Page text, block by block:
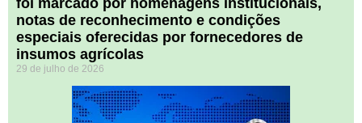
foi marcado por homenagens institucionais,
notas de reconhecimento e condições
especiais oferecidas por fornecedores de
insumos agrícolas
29 de julho de 2026